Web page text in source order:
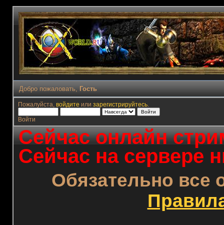
Добро пожаловать, Гость
Пожалуйста, войдите или зарегистрируйтесь.
Войти
Сейчас онлайн
Сейчас на сервере
Обязательно все